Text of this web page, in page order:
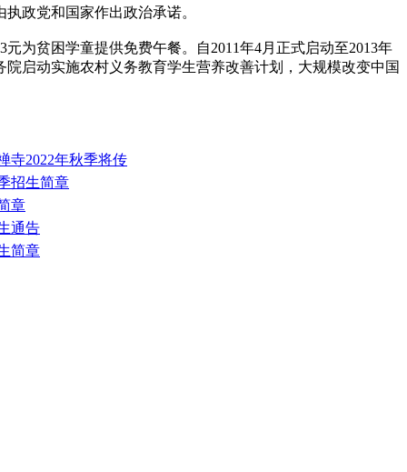
政党和国家作出政治承诺。
贫困学童提供免费午餐。自2011年4月正式启动至2013年
启动实施农村义务教育学生营养改善计划，大规模改变中国
寺2022年秋季将传
招生简章
章
通告
简章